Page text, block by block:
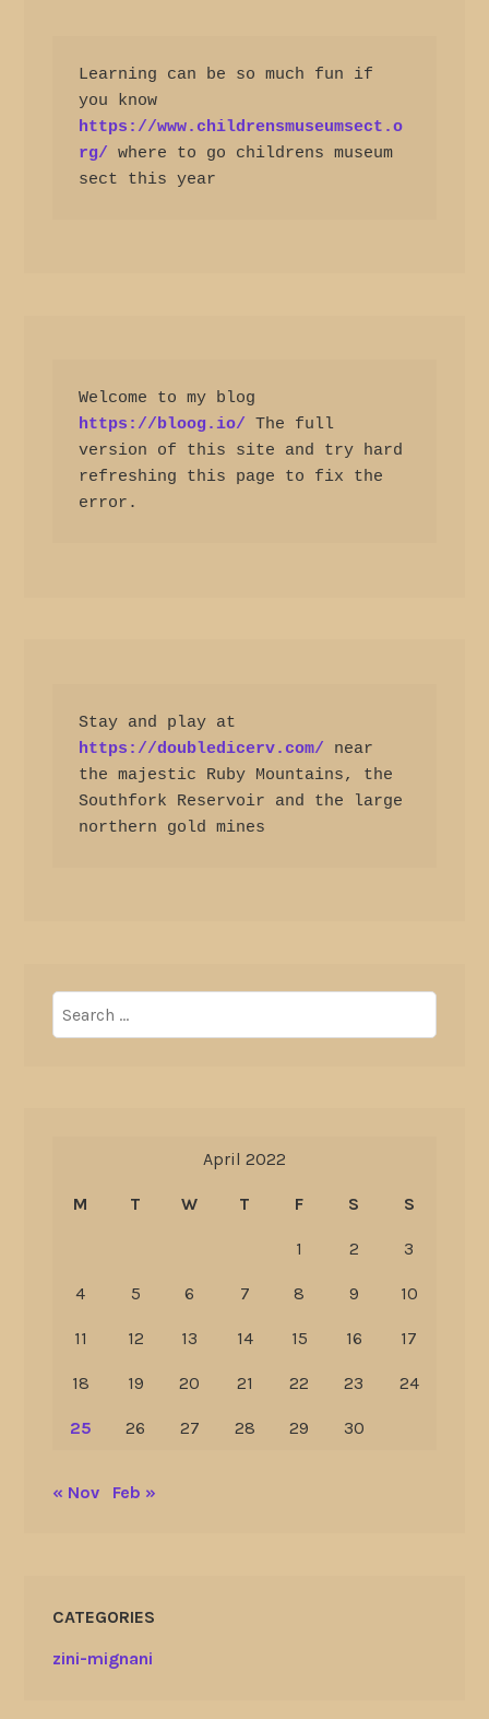
Learning can be so much fun if
you know
https://www.childrensmuseumsect.o
rg/ where to go childrens museum
sect this year
https://bloog.io/ The full
version of this site and try hard
refreshing this page to fix the
error.
https://doubledicerv.com/ near
the majestic Ruby Mountains, the
Southfork Reservoir and the large
northern gold mines
for:
April 2022
M T W T F S S
1 2 3
4 5 6 7 8 9 10
11 12 13 14 15 16 17
18 19 20 21 22 23 24
25 26 27 28 29 30
« Nov Feb »
CATEGORIES
zini-mignani